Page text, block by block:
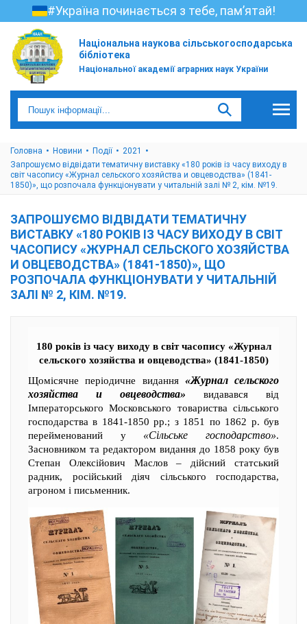
#Україна починається з тебе, пам’ятай!
Національна наукова сільськогосподарська
бібліотека
Національної академії аграрних наук України
Головна Новини Події
2021
Запрошуємо відвідати тематичну виставку «180 років із часу виходу в
світ часопису «Журнал сельского хозяйства и овцеводства» (1841-
1850)», що розпочала функціонувати у читальній залі № 2, кім. №19.
ЗАПРОШУЄМО ВІДВІДАТИ ТЕМАТИЧНУ
ВИСТАВКУ «180 РОКІВ ІЗ ЧАСУ ВИХОДУ В СВІТ
ЧАСОПИСУ «ЖУРНАЛ СЕЛЬСКОГО ХОЗЯЙСТВА
И ОВЦЕВОДСТВА» (1841-1850)», ЩО
РОЗПОЧАЛА ФУНКЦІОНУВАТИ У ЧИТАЛЬНІЙ
ЗАЛІ № 2, КІМ. №19.
180 років із часу виходу в світ часопису «Журнал
сельского хозяйства и овцеводства» (1841-1850)
Щомісячне періодичне видання «Журнал сельского
хозяйства и овцеводства» видавався від
Імператорського Московського товариства сільського
господарства в 1841-1850 рр.; з 1851 по 1862 р. був
перейменований у «Сільське господарство».
Засновником та редактором видання до 1858 року був
Степан Олексійович Маслов – дійсний статський
радник, російський діяч сільського господарства,
агроном і письменник.